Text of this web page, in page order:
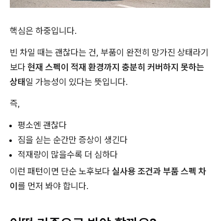
핵심은 하중입니다.
빈 차일 때는 괜찮다는 건, 부품이 완전히 망가진 상태라기
보다현재 스펙이 적재 환경까지 충분히 커버하지 못하는
상태일 가능성이 있다는 뜻입니다.
즉,
평소엔 괜찮다
짐을 싣는 순간만 증상이 생긴다
적재량이 많을수록 더 심하다
이런 패턴이면 단순 노후보다실사용 조건과 부품 스펙 차
이를 먼저 봐야 합니다.